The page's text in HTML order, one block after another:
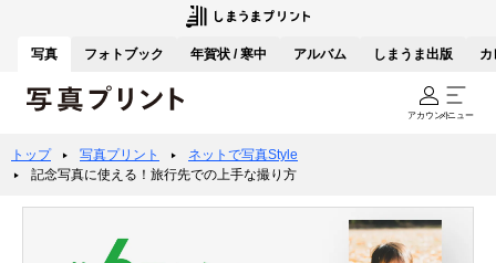
写真 フォトブック 年賀状 / 寒中 アルバム しまうま出版 カ
アカウントメニュー
トップ 写真プリント
ネットで写真Style
記念写真に使える！旅行先での上手な撮り方